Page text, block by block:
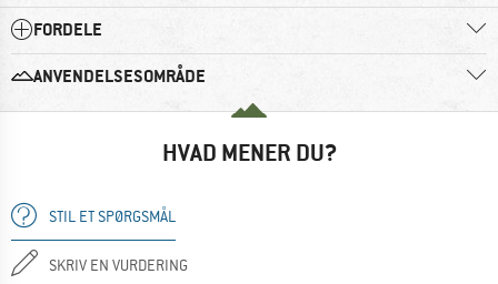
FORDELE
ANVENDELSESOMRÅDE
HVAD MENER DU?
STIL ET SPØRGSMÅL
SKRIV EN VURDERING